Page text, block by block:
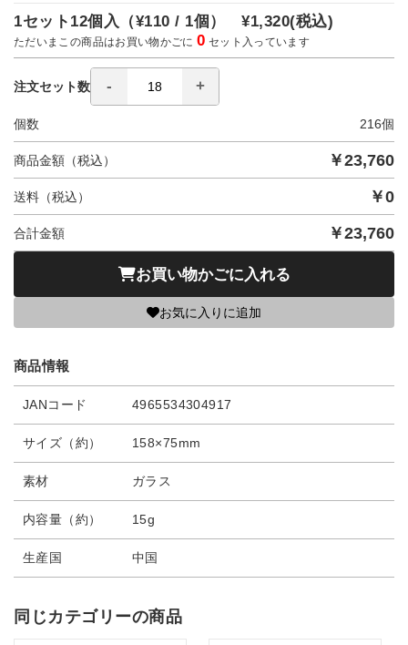
1セット12個入（¥110 / 1個）¥1,320(税込)
ただいまこの商品はお買い物かごに0 セット入っています
注文セット数
個数 216個
商品金額（税込） ￥23,760
送料（税込） ￥0
合計金額 ￥23,760
お買い物かごに入れる
お気に入りに追加
商品情報
JANコード 4965534304917
サイズ（約） 158×75mm
素材 ガラス
内容量（約） 15g
生産国 中国
同じカテゴリーの商品